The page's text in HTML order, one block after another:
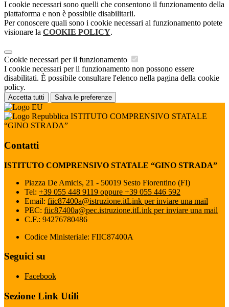
I cookie necessari sono quelli che consentono il funzionamento della
piattaforma e non è possibile disabilitarli.
Per conoscere quali sono i cookie necessari al funzionamento potete
visionare la COOKIE POLICY.
Cookie necessari per il funzionamento
I cookie necessari per il funzionamento non possono essere
disabilitati. È possibile consultare l'elenco nella pagina della cookie
policy.
Accetta tutti Salva le preferenze
ISTITUTO COMPRENSIVO STATALE
“GINO STRADA”
Contatti
ISTITUTO COMPRENSIVO STATALE “GINO STRADA”
Piazza De Amicis, 21 - 50019 Sesto Fiorentino (FI)
Tel: +39 055 448 9119 oppure +39 055 446 592
Email: fiic87400a@istruzione.itLink per inviare una mail
PEC: fiic87400a@pec.istruzione.itLink per inviare una mail
C.F.: 94276780486
Codice Ministeriale: FIIC87400A
Seguici su
Facebook
Sezione Link Utili